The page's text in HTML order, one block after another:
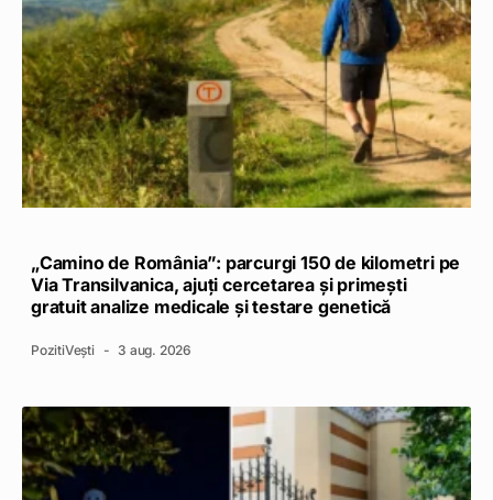
„Camino de România”: parcurgi 150 de kilometri pe
Via Transilvanica, ajuți cercetarea și primești
gratuit analize medicale și testare genetică
PozitiVești 3 aug. 2026